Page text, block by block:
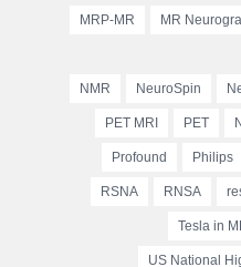
MR
MRP-MR
NeuroSpin
NMR
PET
PET MRI
Philips
Profound
RNSA
RSNA
Tesla in
US National